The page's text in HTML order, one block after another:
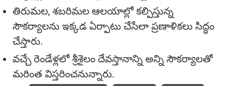
తిరుమ‌ల‌, శ‌బ‌రిమ‌ల ఆల‌యాల్లో క‌ల్పిస్తున్న
సౌక‌ర్యాల‌ను ఇక్క‌డ ఏర్పాటు చేసేలా ప్ర‌ణాళిక‌లు సిద్ధం
చేస్తారు.
వ‌చ్చే రెండేళ్ల‌లో శ్రీశైలం దేవ‌స్తానాన్ని అన్ని సౌక‌ర్యాల‌తో
మ‌రింత విస్త‌రించ‌నున్నారు.